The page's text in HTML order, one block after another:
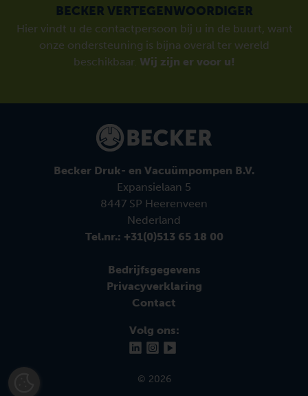
BECKER VERTEGENWOORDIGER
Hier vindt u de contactpersoon bij u in de buurt, want
onze ondersteuning is bijna overal ter wereld
beschikbaar. Wij zijn er voor u!
Becker Druk- en Vacuümpompen B.V.
Expansielaan 5
8447 SP Heerenveen
Nederland
Tel.nr.: +31(0)513 65 18 00
Bedrijfsgegevens
Privacyverklaring
Contact
Volg ons:
© 2026